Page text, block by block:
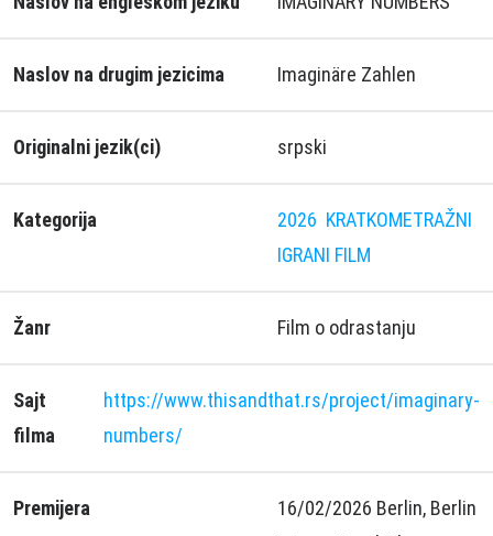
Naslov na drugim jezicima Imaginäre Zahlen
Originalni jezik(ci) srpski
Kategorija 2026 KRATKOMETRAŽNI
IGRANI FILM
Žanr Film o odrastanju
Sajt
filma
https://www.thisandthat.rs/project/imaginary-
numbers/
Premijera
16/02/2026 Berlin, Berlin